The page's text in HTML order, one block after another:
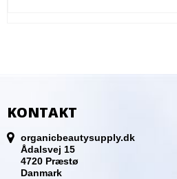
KONTAKT
organicbeautysupply.dk
Ådalsvej 15
4720 Præstø
Danmark